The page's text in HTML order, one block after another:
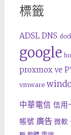
標籤
ADSL DNS
google
proxmox ve
vmware
中華電信 信用
帳號 廣告 微軟